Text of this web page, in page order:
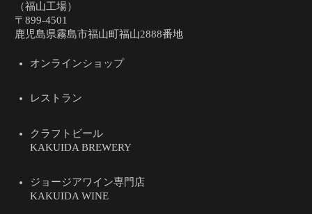
（福山工場）
〒899-4501
鹿児島県霧島市福山町福山2888番地
オンラインショップ
レストラン
クラフトビール
KAKUIDA BREWERY
ジョージアワイン専門店
KAKUIDA WINE